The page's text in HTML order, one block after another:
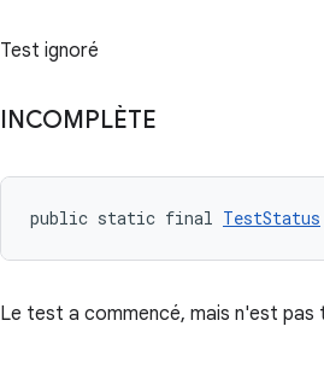
Test ignoré
INCOMPLÈTE
public static final TestStatus
Le test a commencé, mais n'est pas